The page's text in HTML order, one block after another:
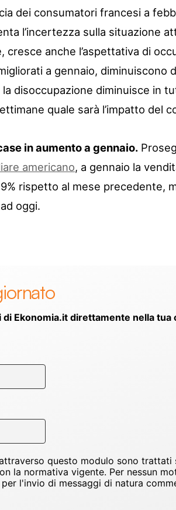
dei consumatori francesi a
l’incertezza sulla situazione
cresce anche l’aspettativa di
a gennaio, diminuiscono
disoccupazione diminuisce in
quale sarà l’impatto del
in aumento a gennaio.
americano, a gennaio la
rispetto al mese precedente,
oggi.
Ekonomia.it direttamente nella tua
questo modulo sono trattati
la normativa vigente. Per nessun
l'invio di messaggi di natura